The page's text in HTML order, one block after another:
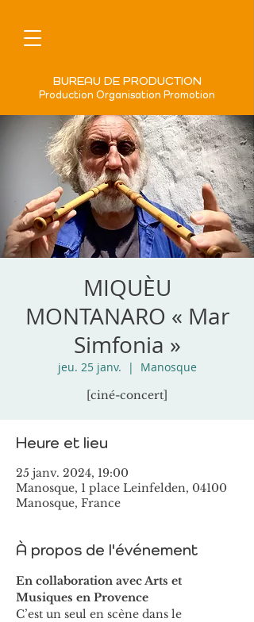
BUREAU DE PRODUCTION
Production Organisation Promotion
MIQUÈU
MONTANARO « Mar
Simfonia »
jeu. 25 janv.
  |
Manosque
[ciné-concert]
Heure et lieu
25 janv. 2024, 19:00
Manosque, 1 place Leinfelden, 04100
Manosque, France
À propos de l'événement
En collaboration avec Arts et
Musiques en Provence
C’est un seul en scène dans le